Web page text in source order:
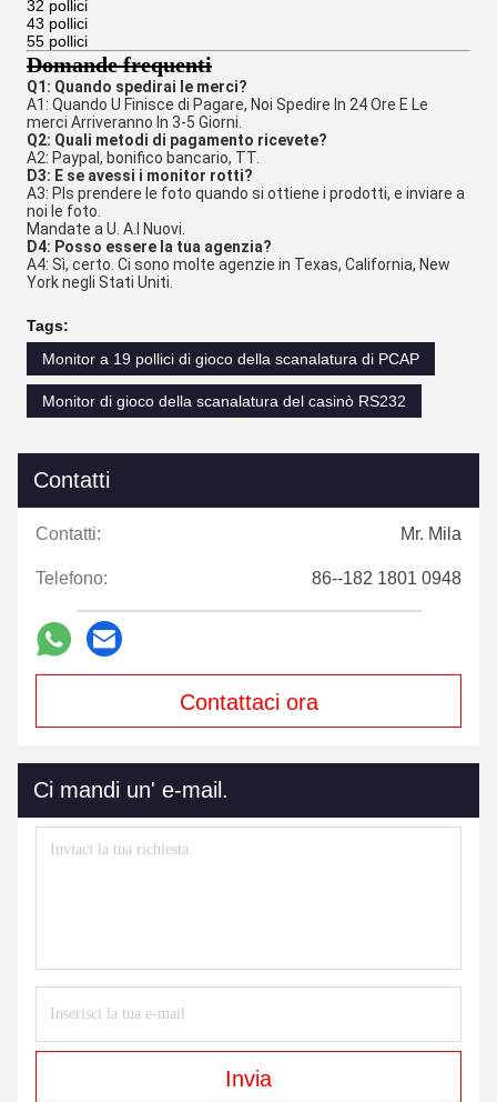
32 pollici
43 pollici
55 pollici
Domande frequenti
Q1: Quando spedirai le merci?
A1: Quando U Finisce di Pagare, Noi Spedire In 24 Ore E Le
merci Arriveranno In 3-5 Giorni.
Q2: Quali metodi di pagamento ricevete?
A2: Paypal, bonifico bancario, TT.
D3: E se avessi i monitor rotti?
A3: Pls prendere le foto quando si ottiene i prodotti, e inviare a
noi le foto.
Mandate a U. A. I Nuovi.
D4: Posso essere la tua agenzia?
A4: Sì, certo. Ci sono molte agenzie in Texas, California, New
York negli Stati Uniti.
Tags:
Monitor a 19 pollici di gioco della scanalatura di PCAP
Monitor di gioco della scanalatura del casinò RS232
Contatti
Contatti: Mr. Mila
Telefono: 86--182 1801 0948
Contattaci ora
Ci mandi un' e-mail.
Invia